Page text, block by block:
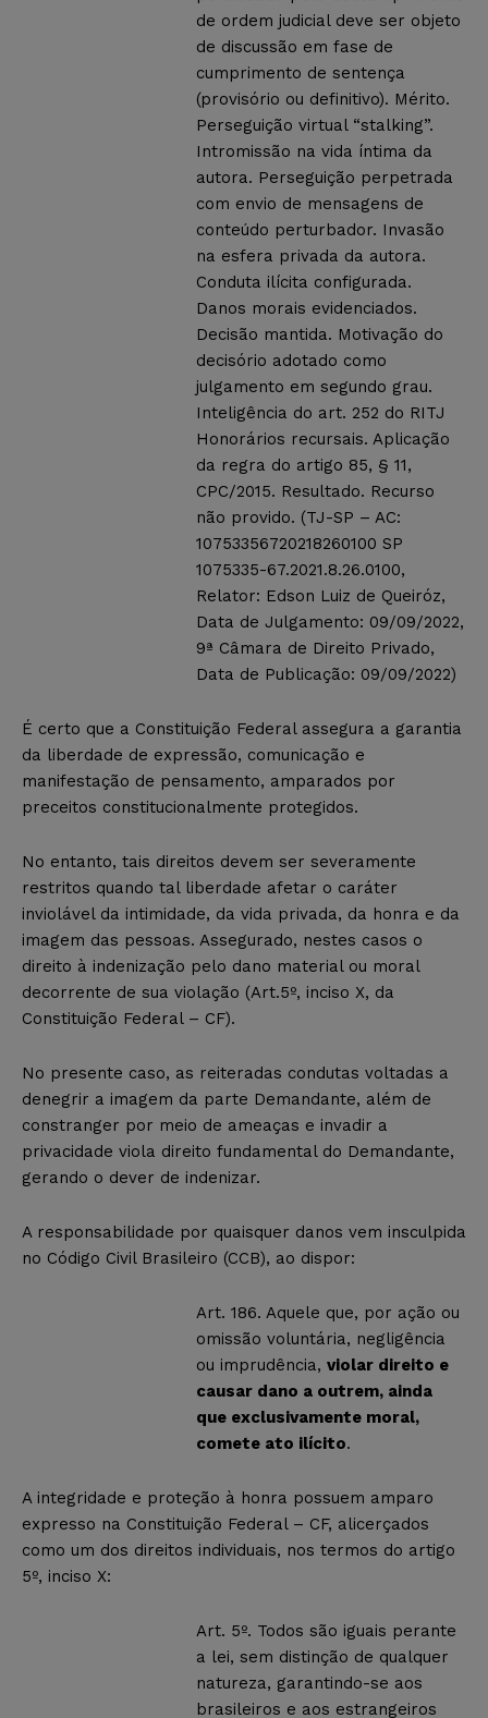
de ordem judicial deve ser objeto
de discussão em fase de
cumprimento de sentença
(provisório ou definitivo). Mérito.
Perseguição virtual “stalking”.
Intromissão na vida íntima da
autora. Perseguição perpetrada
com envio de mensagens de
conteúdo perturbador. Invasão
na esfera privada da autora.
Conduta ilícita configurada.
Danos morais evidenciados.
Decisão mantida. Motivação do
decisório adotado como
julgamento em segundo grau.
Inteligência do art. 252 do RITJ
Honorários recursais. Aplicação
da regra do artigo 85, § 11,
CPC/2015. Resultado. Recurso
não provido. (TJ-SP – AC:
10753356720218260100 SP
1075335-67.2021.8.26.0100,
Relator: Edson Luiz de Queiróz,
Data de Julgamento: 09/09/2022,
9ª Câmara de Direito Privado,
Data de Publicação: 09/09/2022)
É certo que a Constituição Federal assegura a garantia
da liberdade de expressão, comunicação e
manifestação de pensamento, amparados por
preceitos constitucionalmente protegidos.
No entanto, tais direitos devem ser severamente
restritos quando tal liberdade afetar o caráter
inviolável da intimidade, da vida privada, da honra e da
imagem das pessoas. Assegurado, nestes casos o
direito à indenização pelo dano material ou moral
decorrente de sua violação (Art.5º, inciso X, da
Constituição Federal – CF).
No presente caso, as reiteradas condutas voltadas a
denegrir a imagem da parte Demandante, além de
constranger por meio de ameaças e invadir a
privacidade viola direito fundamental do Demandante,
gerando o dever de indenizar.
A responsabilidade por quaisquer danos vem insculpida
no Código Civil Brasileiro (CCB), ao dispor:
Art. 186. Aquele que, por ação ou
omissão voluntária, negligência
ou imprudência, violar direito e
causar dano a outrem, ainda
que exclusivamente moral,
comete ato ilícito.
A integridade e proteção à honra possuem amparo
expresso na Constituição Federal – CF, alicerçados
como um dos direitos individuais, nos termos do artigo
5º, inciso X:
Art. 5º. Todos são iguais perante
a lei, sem distinção de qualquer
natureza, garantindo-se aos
brasileiros e aos estrangeiros